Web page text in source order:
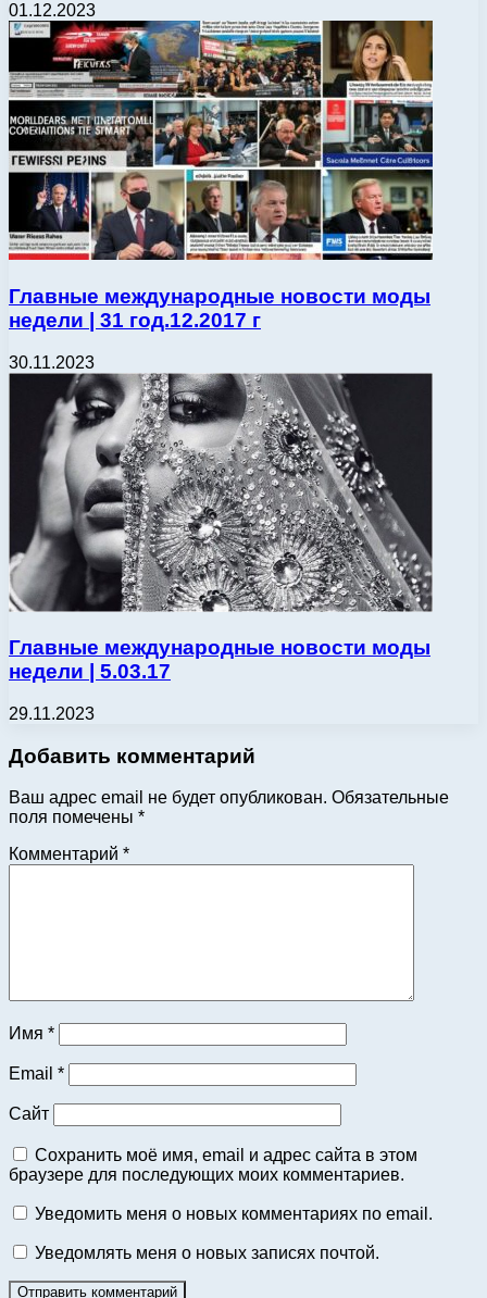
01.12.2023
Главные международные новости моды
недели | 31 год.12.2017 г
30.11.2023
Главные международные новости моды
недели | 5.03.17
29.11.2023
Добавить комментарий
Ваш адрес email не будет опубликован. Обязательные
поля помечены *
Комментарий *
Имя *
Email *
Сайт
Сохранить моё имя, email и адрес сайта в этом
браузере для последующих моих комментариев.
Уведомить меня о новых комментариях по email.
Уведомлять меня о новых записях почтой.